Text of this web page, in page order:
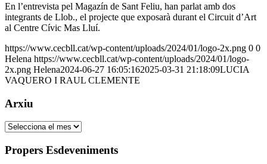
En l’entrevista pel Magazín de Sant Feliu, han parlat amb dos
integrants de Llob., el projecte que exposarà durant el Circuit d’Art
al Centre Cívic Mas Lluí.
https://www.cecbll.cat/wp-content/uploads/2024/01/logo-2x.png 0 0
Helena https://www.cecbll.cat/wp-content/uploads/2024/01/logo-
2x.png Helena2024-06-27 16:05:162025-03-31 21:18:09LUCIA
VAQUERO I RAUL CLEMENTE
Arxiu
Arxiu
Propers Esdeveniments